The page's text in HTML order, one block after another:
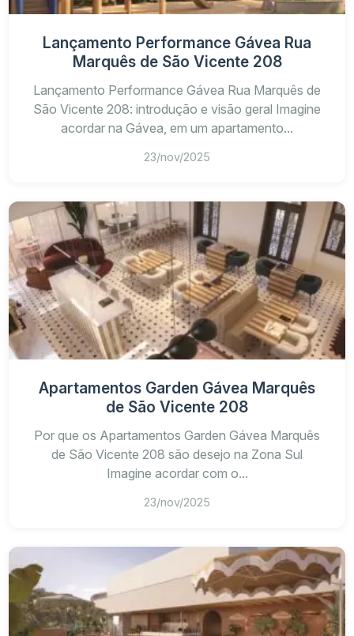
Lançamento Performance Gávea Rua
Marquês de São Vicente 208
Lançamento Performance Gávea Rua Marquês de
São Vicente 208: introdução e visão geral Imagine
acordar na Gávea, em um apartamento...
23/nov/2025
Apartamentos Garden Gávea Marquês
de São Vicente 208
Por que os Apartamentos Garden Gávea Marquês
de São Vicente 208 são desejo na Zona Sul
Imagine acordar com o...
23/nov/2025